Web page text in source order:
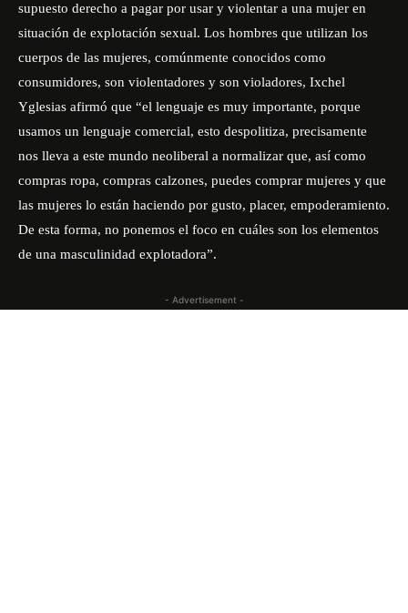
supuesto derecho a pagar por usar y violentar a una mujer en
situación de explotación sexual. Los hombres que utilizan los
cuerpos de las mujeres, comúnmente conocidos como
consumidores, son violentadores y son violadores, Ixchel
Yglesias afirmó que “el lenguaje es muy importante, porque
usamos un lenguaje comercial, esto despolitiza, precisamente
nos lleva a este mundo neoliberal a normalizar que, así como
compras ropa, compras calzones, puedes comprar mujeres y que
las mujeres lo están haciendo por gusto, placer, empoderamiento.
De esta forma, no ponemos el foco en cuáles son los elementos
de una masculinidad explotadora”.
- Advertisement -